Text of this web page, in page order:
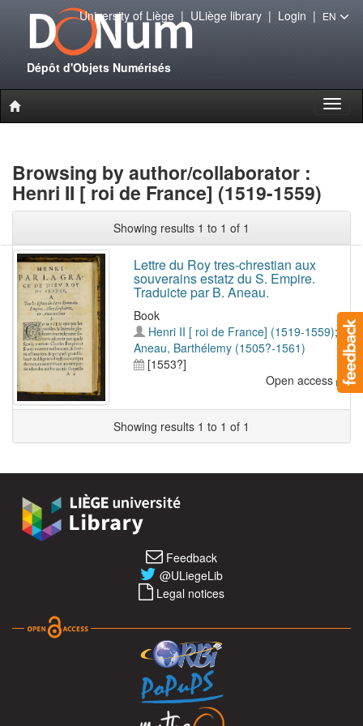
Dépôt d'Objets Numérisés
University of Liège| ULiège library| Login | EN
Browsing by author/collaborator :
Henri II [ roi de France] (1519-1559)
Showing results 1 to 1 of 1
Lettre du Roy tres-chrestian aux
souverains estatz du S. Empire.
Traduicte par B. Aneau.
Book
Henri II [ roi de France] (1519-1559);
Aneau, Barthélemy (1505?-1561)
[1553?]
Open access
Showing results 1 to 1 of 1
Feedback
@ULiegeLib
Legal notices